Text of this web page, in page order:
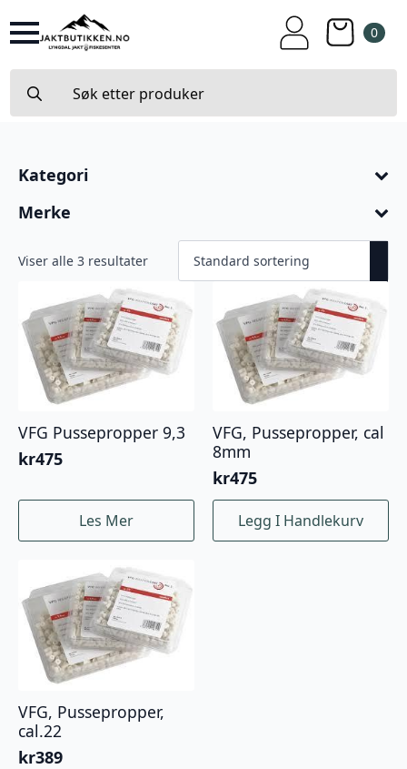
0
for:
Kategori
Merke
Viser alle 3 resultater
VFG Pussepropper 9,3
kr475
Les Mer
VFG, Pussepropper, cal
8mm
kr475
Legg I Handlekurv
VFG, Pussepropper,
cal.22
kr389